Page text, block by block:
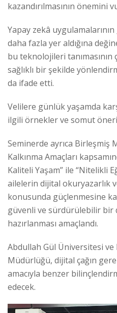
kazandırılmasının önemini
Yapay zekâ
daha fazla yer aldığına
bu teknolojileri tanımasının
sağlıklı bir şekilde
da ifade etti.
Velilere günlük yaşamda
ilgili örnekler ve somut
Seminerde ayrıca Birleşmiş
Kalkınma Amaçları
Kaliteli Yaşam” ile “Nitelikli
ailelerin dijital okuryazarlık
konusunda güçlenmesine
güvenli ve sürdürülebilir bir
hazırlanması amaçlandı.
Abdullah Gül Üniversitesi ve
Müdürlüğü, dijital çağın
amacıyla benzer
edecek.